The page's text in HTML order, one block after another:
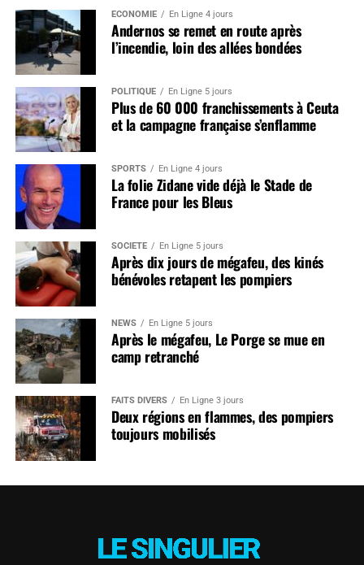
ÉCONOMIE En Ligne 4 jours
Andernos se remet en route après
l’incendie, loin des allées bondées
POLITIQUE En Ligne 5 jours
Plus de 60 000 franchissements à Ceuta
et la campagne française s’enflamme
SPORTS En Ligne 4 jours
La folie Zidane vide déjà le Stade de
France pour les Bleus
SOCIÉTÉ En Ligne 5 jours
Après dix jours de mégafeu, des kinés
bénévoles retapent les pompiers
NEWS En Ligne 5 jours
Après le mégafeu, Le Porge se mue en
camp retranché
FAITS DIVERS En Ligne 3 jours
Deux régions en flammes, des pompiers
toujours mobilisés